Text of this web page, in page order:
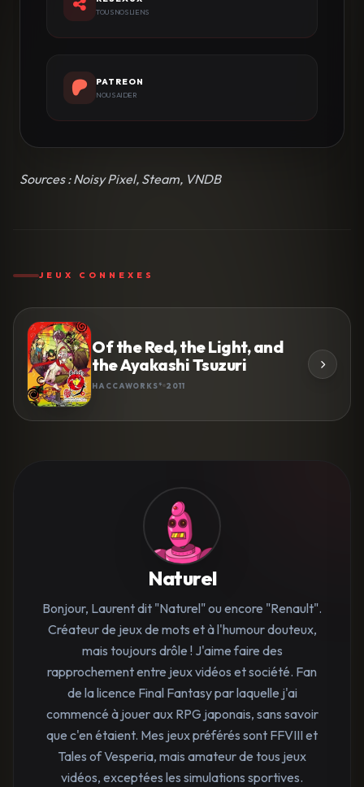
TOUS NOS LIENS
PATREON
NOUS AIDER
Sources : Noisy Pixel, Steam, VNDB
JEUX CONNEXES
Of the Red, the Light, and
the Ayakashi Tsuzuri
HACCAWORKS* 2011
Naturel
Bonjour, Laurent dit "Naturel" ou encore "Renault".
Créateur de jeux de mots et à l'humour douteux,
mais toujours drôle ! J'aime faire des
rapprochement entre jeux vidéos et société. Fan
de la licence Final Fantasy par laquelle j'ai
commencé à jouer aux RPG japonais, sans savoir
que c'en étaient. Mes jeux préférés sont FFVIII et
Tales of Vesperia, mais amateur de tous jeux
vidéos, exceptées les simulations sportives.